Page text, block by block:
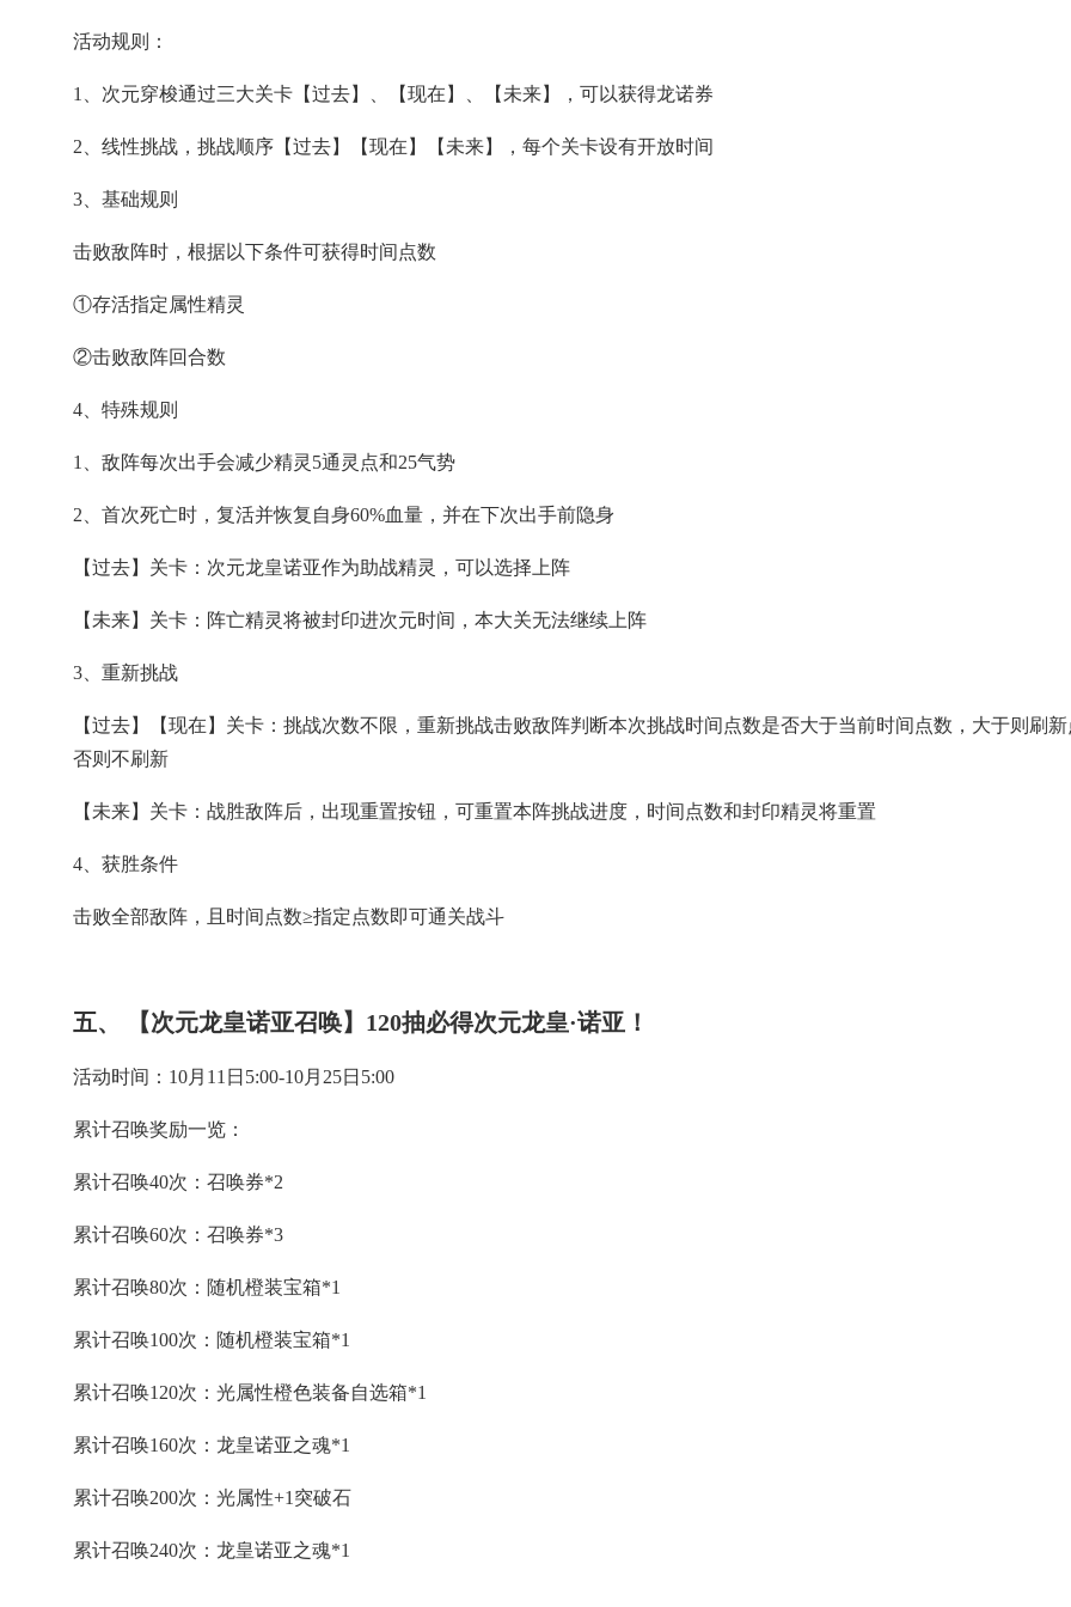
活动规则：
1、次元穿梭通过三大关卡【过去】、【现在】、【未来】，可以获得龙诺券
2、线性挑战，挑战顺序【过去】【现在】【未来】，每个关卡设有开放时间
3、基础规则
击败敌阵时，根据以下条件可获得时间点数
①存活指定属性精灵
②击败敌阵回合数
4、特殊规则
1、敌阵每次出手会减少精灵5通灵点和25气势
2、首次死亡时，复活并恢复自身60%血量，并在下次出手前隐身
【过去】关卡：次元龙皇诺亚作为助战精灵，可以选择上阵
【未来】关卡：阵亡精灵将被封印进次元时间，本大关无法继续上阵
3、重新挑战
【过去】【现在】关卡：挑战次数不限，重新挑战击败敌阵判断本次挑战时间点数是否大于当前时间点数，大于则刷
否则不刷新
【未来】关卡：战胜敌阵后，出现重置按钮，可重置本阵挑战进度，时间点数和封印精灵将重置
4、获胜条件
击败全部敌阵，且时间点数≥指定点数即可通关战斗
五、 【次元龙皇诺亚召唤】120抽必得次元龙皇·诺亚！
活动时间：10月11日5:00-10月25日5:00
累计召唤奖励一览：
累计召唤40次：召唤券*2
累计召唤60次：召唤券*3
累计召唤80次：随机橙装宝箱*1
累计召唤100次：随机橙装宝箱*1
累计召唤120次：光属性橙色装备自选箱*1
累计召唤160次：龙皇诺亚之魂*1
累计召唤200次：光属性+1突破石
累计召唤240次：龙皇诺亚之魂*1